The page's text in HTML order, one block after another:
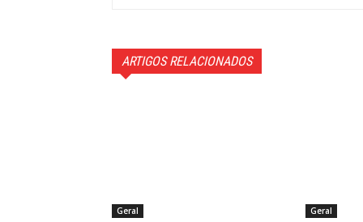
ARTIGOS RELACIONADOS
Geral Geral